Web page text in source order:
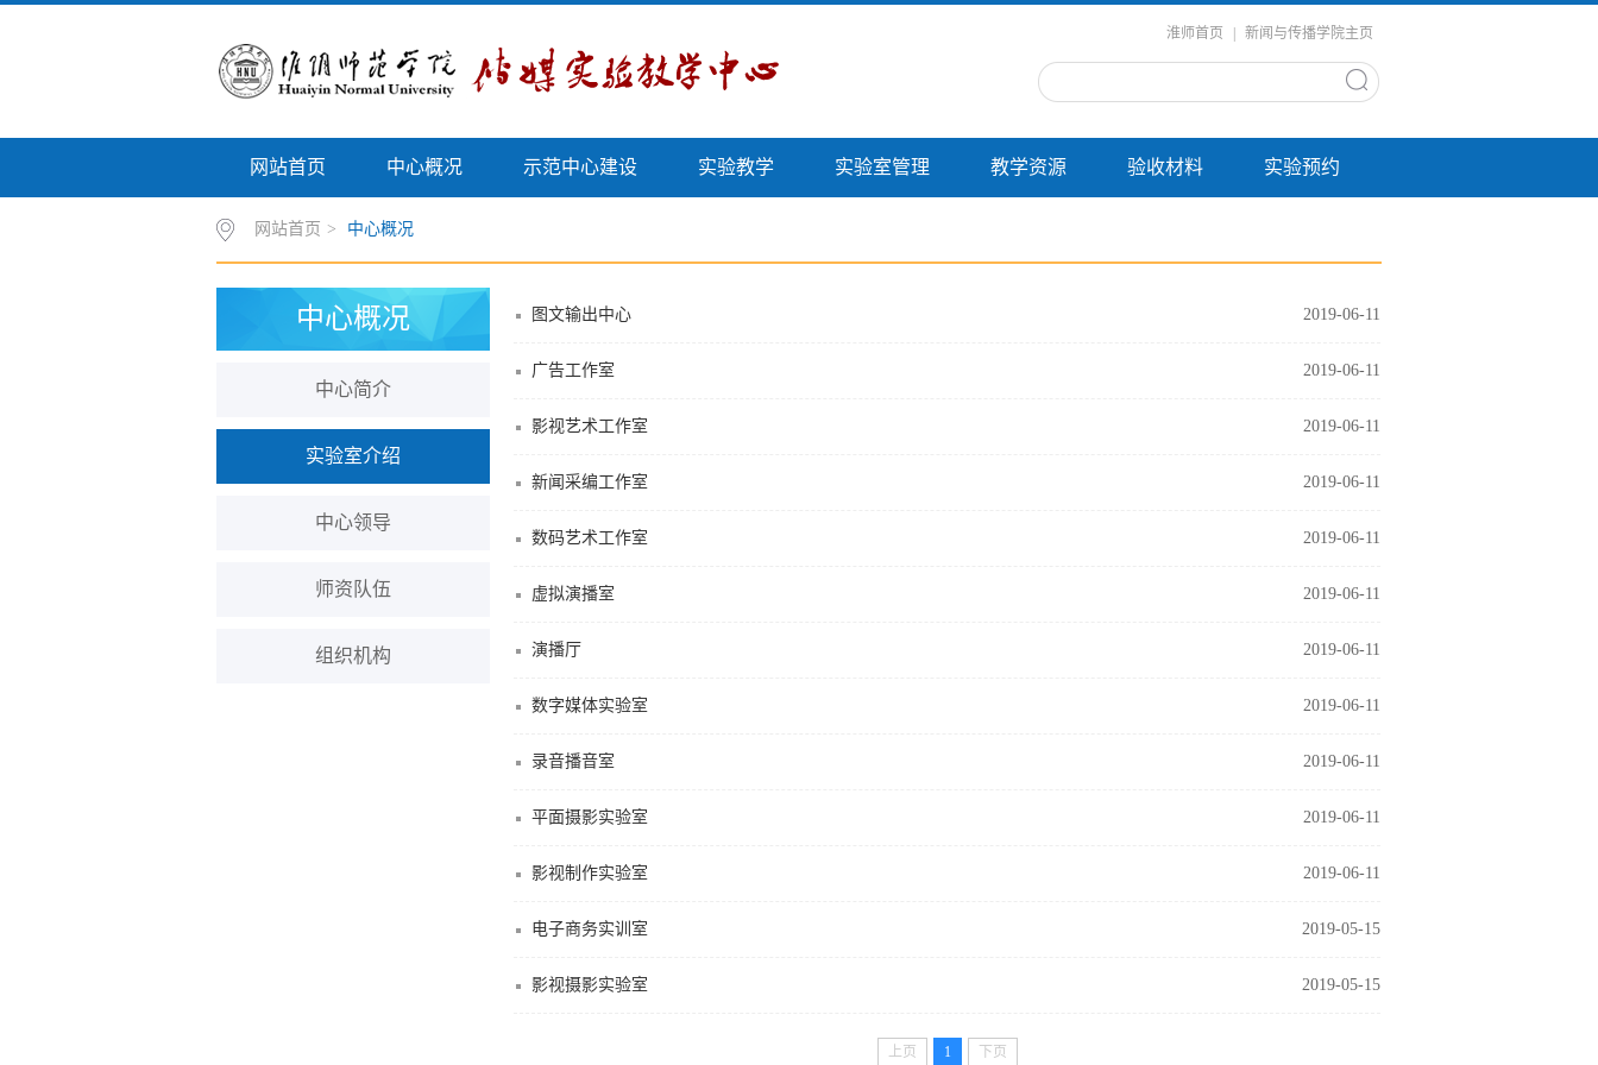
淮师首页 新闻与传播学院主页
网站首页 中心概况 示范中心建设 实验教学 实验室管理 教学资源 验收材料 实验预约
网站首页 > 中心概况
中心概况
中心简介
实验室介绍
中心领导
师资队伍
组织机构
2019-06-11
图文输出中心
2019-06-11
广告工作室
2019-06-11
影视艺术工作室
2019-06-11
新闻采编工作室
2019-06-11
数码艺术工作室
2019-06-11
虚拟演播室
2019-06-11
演播厅
2019-06-11
数字媒体实验室
2019-06-11
录音播音室
2019-06-11
平面摄影实验室
2019-06-11
影视制作实验室
2019-05-15
电子商务实训室
2019-05-15
影视摄影实验室
上页 1 下页